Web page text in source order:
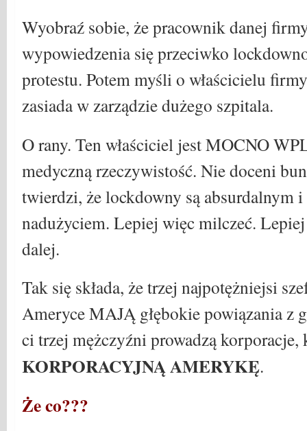
Wyobraź sobie, że pracownik danej
wypowiedzenia się przeciwko
protestu. Potem myśli o właścicielu
zasiada w zarządzie dużego szpitala.
O rany. Ten właściciel jest MOCNO
medyczną rzeczywistość. Nie doceni
twierdzi, że lockdowny są absurdalnym
nadużyciem. Lepiej więc milczeć.
dalej.
Tak się składa, że ​​trzej najpotężniejsi
Ameryce MAJĄ głębokie powiązania z
ci trzej mężczyźni prowadzą
KORPORACYJNĄ AMERYKĘ.
Że co???